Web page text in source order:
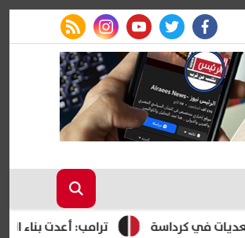
facebook
twitter
youtube
instagram
rss feed
ترامب: أعدت بناء الجيش كرداسة